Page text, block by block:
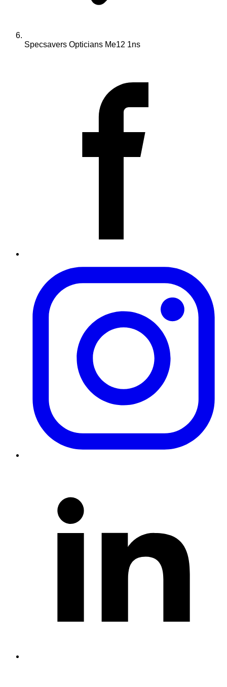
Specsavers Opticians Me12 1ns